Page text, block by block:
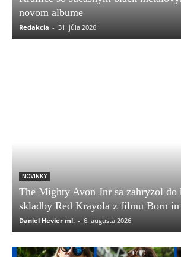
novom albume
Redakcia - 31. júla 2026
NOVINKY
The Mighty Avon Jnr sa zahryzol do
skladby Red Krayola z filmu Born in
Daniel Hevier ml. - 6. augusta 2026